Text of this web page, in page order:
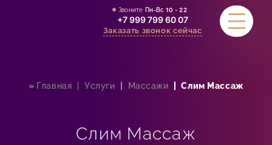
Звоните Пн-Вс 10 - 22
+7 999 799 60 07
Заказать звонок сейчас
УСЛУГИ
» Главная Услуги Массажи Слим Массаж
Слим Массаж